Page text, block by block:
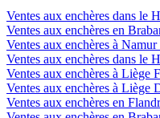
Ventes aux enchères dans le
Ventes aux enchères en
Ventes aux enchères à
Ventes aux enchères dans le
Ventes aux enchères à Liège
Ventes aux enchères à Liège
Ventes aux enchères en